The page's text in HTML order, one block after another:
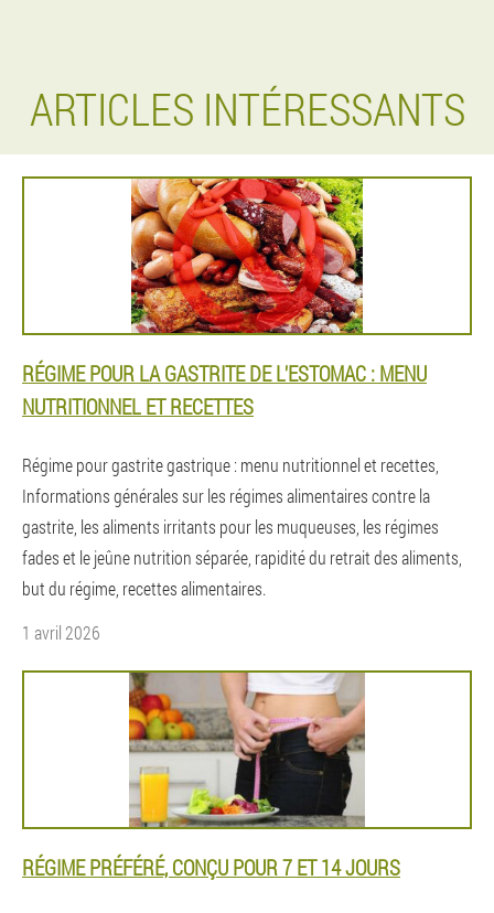
ARTICLES INTÉRESSANTS
RÉGIME POUR LA GASTRITE DE L'ESTOMAC : MENU
NUTRITIONNEL ET RECETTES
Régime pour gastrite gastrique : menu nutritionnel et recettes,
Informations générales sur les régimes alimentaires contre la
gastrite, les aliments irritants pour les muqueuses, les régimes
fades et le jeûne nutrition séparée, rapidité du retrait des aliments,
but du régime, recettes alimentaires.
1 avril 2026
RÉGIME PRÉFÉRÉ, CONÇU POUR 7 ET 14 JOURS